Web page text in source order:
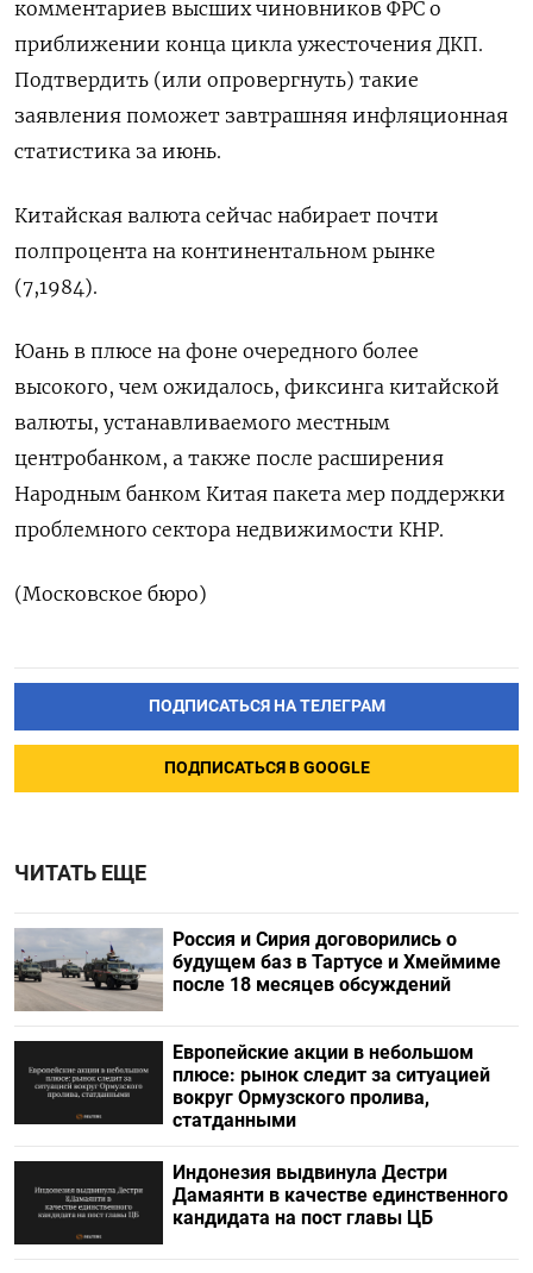
комментариев высших чиновников ФРС о
приближении конца цикла ужесточения ДКП.
Подтвердить (или опровергнуть) такие
заявления поможет завтрашняя инфляционная
статистика за июнь.
Китайская валюта сейчас набирает почти
полпроцента на континентальном рынке
(7,1984).
Юань в плюсе на фоне очередного более
высокого, чем ожидалось, фиксинга китайской
валюты, устанавливаемого местным
центробанком, а также после расширения
Народным банком Китая пакета мер поддержки
проблемного сектора недвижимости КНР.
(Московское бюро)
ПОДПИСАТЬСЯ НА ТЕЛЕГРАМ
ПОДПИСАТЬСЯ В GOOGLE
ЧИТАТЬ ЕЩЕ
Россия и Сирия договорились о
будущем баз в Тартусе и Хмеймиме
после 18 месяцев обсуждений
Европейские акции в небольшом
плюсе: рынок следит за ситуацией
вокруг Ормузского пролива,
статданными
Индонезия выдвинула Дестри
⁠Дамаянти в качестве единственного
кандидата на пост главы ЦБ